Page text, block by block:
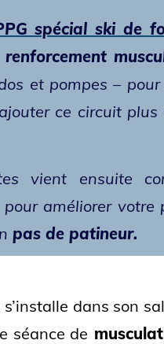
spécial ski de
renforcement
et pompes – pour
ce circuit plus
vient ensuite
pour améliorer votre
pas de patineur.
s’installe dans son
séance de